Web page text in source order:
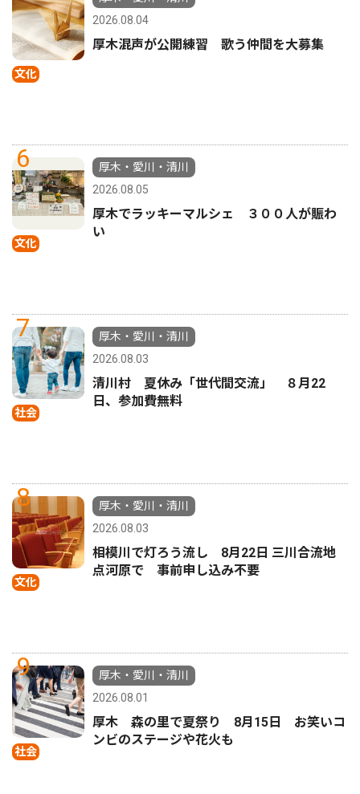
文化
2026.08.04
厚木混声が公開練習 歌う仲間を大募集
6
文化
厚木・愛川・清川
2026.08.05
厚木でラッキーマルシェ ３００人が賑わ
い
7
社会
厚木・愛川・清川
2026.08.03
清川村 夏休み「世代間交流」 ８月22
日、参加費無料
8
文化
厚木・愛川・清川
2026.08.03
相模川で灯ろう流し 8月22日 三川合流地
点河原で 事前申し込み不要
9
社会
厚木・愛川・清川
2026.08.01
厚木 森の里で夏祭り 8月15日 お笑いコ
ンビのステージや花火も